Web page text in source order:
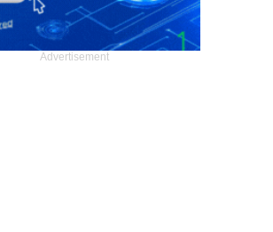
Advertisement